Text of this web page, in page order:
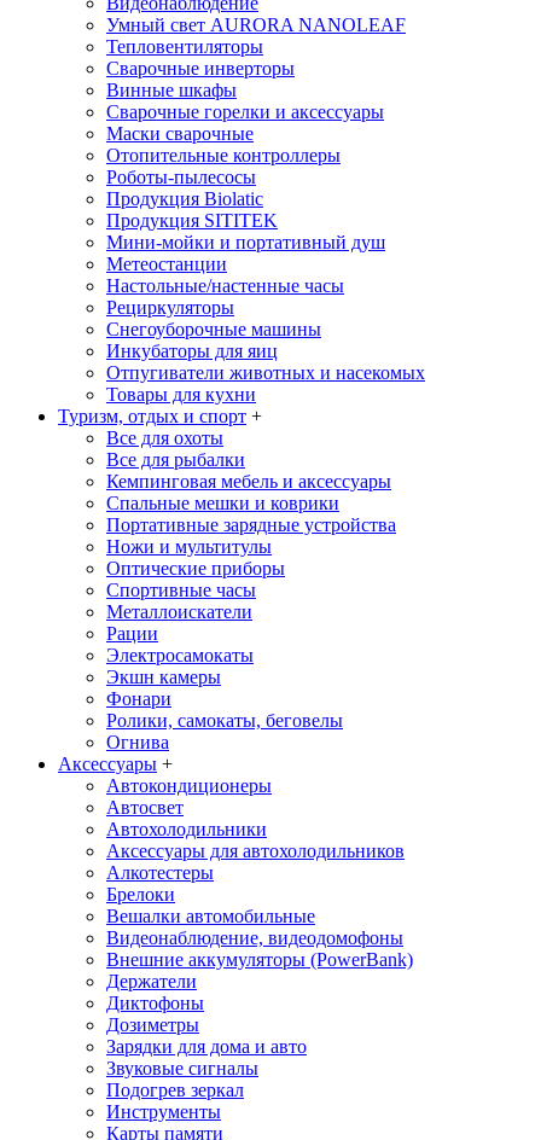
Умный свет AURORA NANOLEAF
Тепловентиляторы
Сварочные инверторы
Винные шкафы
Сварочные горелки и аксессуары
Маски сварочные
Отопительные контроллеры
Роботы-пылесосы
Продукция Biolatic
Продукция SITITEK
Мини-мойки и портативный душ
Метеостанции
Настольные/настенные часы
Рециркуляторы
Снегоуборочные машины
Инкубаторы для яиц
Отпугиватели животных и насекомых
Товары для кухни
Туризм, отдых и спорт +
Все для охоты
Все для рыбалки
Кемпинговая мебель и аксессуары
Спальные мешки и коврики
Портативные зарядные устройства
Ножи и мультитулы
Оптические приборы
Спортивные часы
Металлоискатели
Рации
Электросамокаты
Экшн камеры
Фонари
Ролики, самокаты, беговелы
Огнива
Аксессуары +
Автокондиционеры
Aвтосвет
Автохолодильники
Аксессуары для автохолодильников
Алкотестеры
Брелоки
Вешалки автомобильные
Видеонаблюдение, видеодомофоны
Внешние аккумуляторы (PowerBank)
Держатели
Диктофоны
Дозиметры
Зарядки для дома и авто
Звуковые сигналы
Подогрев зеркал
Инструменты
Карты памяти